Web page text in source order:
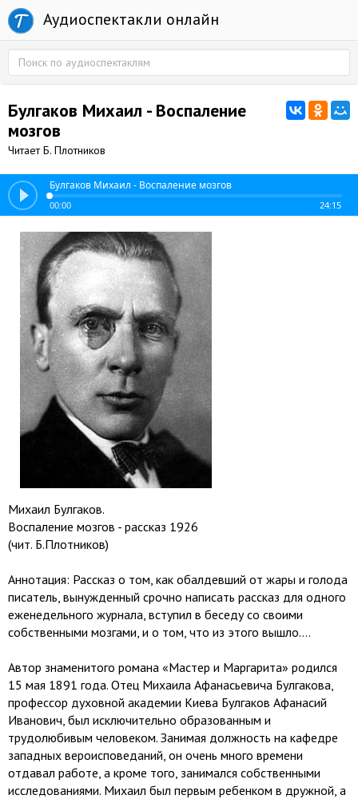
Аудиоспектакли онлайн
Булгаков Михаил - Воспаление
мозгов
Читает Б. Плотников
Булгаков Михаил - Воспаление мозгов
00:00 24:15
Михаил Булгаков.
Воспаление мозгов - рассказ 1926
(чит. Б.Плотников)
Аннотация: Рассказ о том, как обалдевший от жары и голода
писатель, вынужденный срочно написать рассказ для одного
еженедельного журнала, вступил в беседу со своими
собственными мозгами, и о том, что из этого вышло….
Автор знаменитого романа «Мастер и Маргарита» родился
15 мая 1891 года. Отец Михаила Афанасьевича Булгакова,
профессор духовной академии Киева Булгаков Афанасий
Иванович, был исключительно образованным и
трудолюбивым человеком. Занимая должность на кафедре
западных вероисповеданий, он очень много времени
отдавал работе, а кроме того, занимался собственными
исследованиями. Михаил был первым ребенком в дружной, а